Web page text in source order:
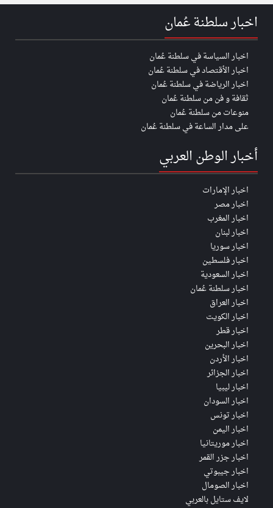
اخبار سلطنة عُمان
اخبار السياسة في سلطنة عُمان
اخبار الأقتصاد في سلطنة عُمان
اخبار الرياضة في سلطنة عُمان
ثقافة و فن من سلطنة عُمان
منوعات من سلطنة عُمان
على مدار الساعة في سلطنة عُمان
أخبار الوطن العربي
اخبار الإمارات
اخبار مصر
اخبار المغرب
اخبار لبنان
اخبار سوريا
اخبار فلسطين
اخبار السعودية
اخبار سلطنة عُمان
اخبار العراق
اخبار الكويت
اخبار قطر
اخبار البحرين
اخبار الأردن
اخبار الجزائر
اخبار ليبيا
اخبار السودان
اخبار تونس
اخبار اليمن
اخبار موريتانيا
اخبار جزر القمر
اخبار جيبوتي
اخبار الصومال
لايف ستايل بالعربي